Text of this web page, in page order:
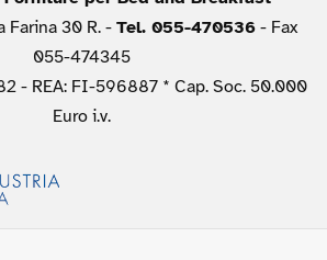
Farina 30 R. - Tel. 055-470536- Fax
055-474345
- REA: FI-596887 * Cap. Soc. 50.000
Euro i.v.